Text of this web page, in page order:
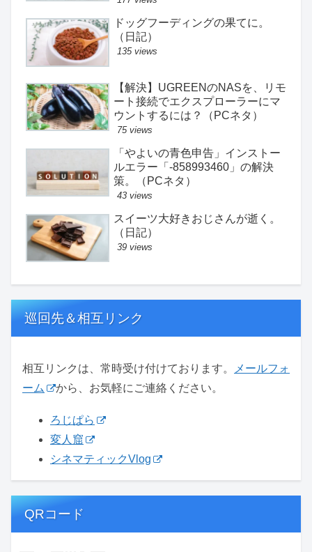
ドッグフーディングの果てに。
（日記）
135 views
【解決】UGREENのNASを、リモ
ート接続でエクスプローラーにマ
ウントするには？（PCネタ）
75 views
「やよいの青色申告」インストー
ルエラー「-858993460」の解決
策。（PCネタ）
43 views
スイーツ大好きおじさんが逝く。
（日記）
39 views
巡回先＆相互リンク
相互リンクは、常時受け付けております。
メールフォ
ーム
から、お気軽にご連絡ください。
ろじぱら
変人窟
シネマティックVlog
QRコード